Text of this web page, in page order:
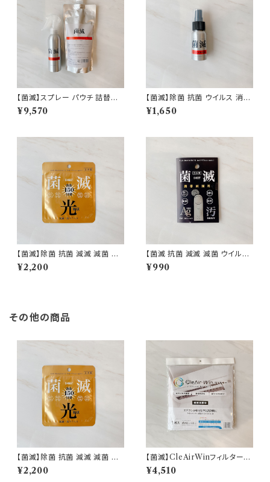
【菌滅】スプレー パウチ 詰替え
セット 除菌 抗菌 ウイルス 消臭
対策 ノンアルコール 次亜塩素
¥9,570
【菌滅】除菌 抗菌 ウイルス 消臭
対策 マスク用 ハンド ミニ 5
0ml スプレー ノンアルコール
¥1,650
【菌滅】除菌 抗菌 減滅 減菌 ウ
イルス 防汚 抗菌シート 暗所反
応 150日間続く 菌滅シート 光
¥2,200
【菌滅 抗菌 減滅 減菌 ウイルス
防汚 抗菌シート 携帯用 スマホ
ナノ銀 衛生用品 日本製 即納
¥990
その他の商品
【菌滅】除菌 抗菌 減滅 減菌 ウ
イルス 防汚 抗菌シート 暗所反
応 150日間続く 菌滅シート 光
¥2,200
【菌滅】CleAirWinフィルター
エアコン ウイルス 抗菌 抗ウイ
ルス 空気清浄 除菌空間 光触媒
¥4,510